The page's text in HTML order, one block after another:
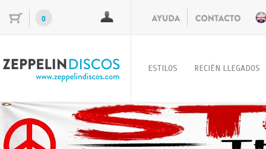
0
ESTILOS RECIÉN LLEGADOS